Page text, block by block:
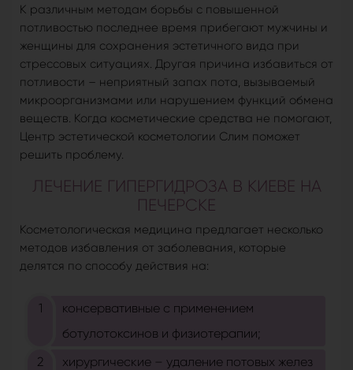
К различным методам борьбы с повышенной
потливостью последнее время прибегают мужчины и
женщины для сохранения эстетичного вида при
стрессовых ситуациях. Другая причина избавиться от
потливости – неприятный запах пота, вызываемый
микроорганизмами или нарушением функций обмена
веществ. Когда косметические средства не помогают,
Центр эстетической косметологии Слим поможет
решить проблему.
ЛЕЧЕНИЕ ГИПЕРГИДРОЗА В КИЕВЕ НА
ПЕЧЕРСКЕ
Косметологическая медицина предлагает несколько
методов избавления от заболевания, которые
делятся по способу действия на:
консервативные с применением
ботулотоксинов и физиотерапии;
хирургические – удаление потовых желез